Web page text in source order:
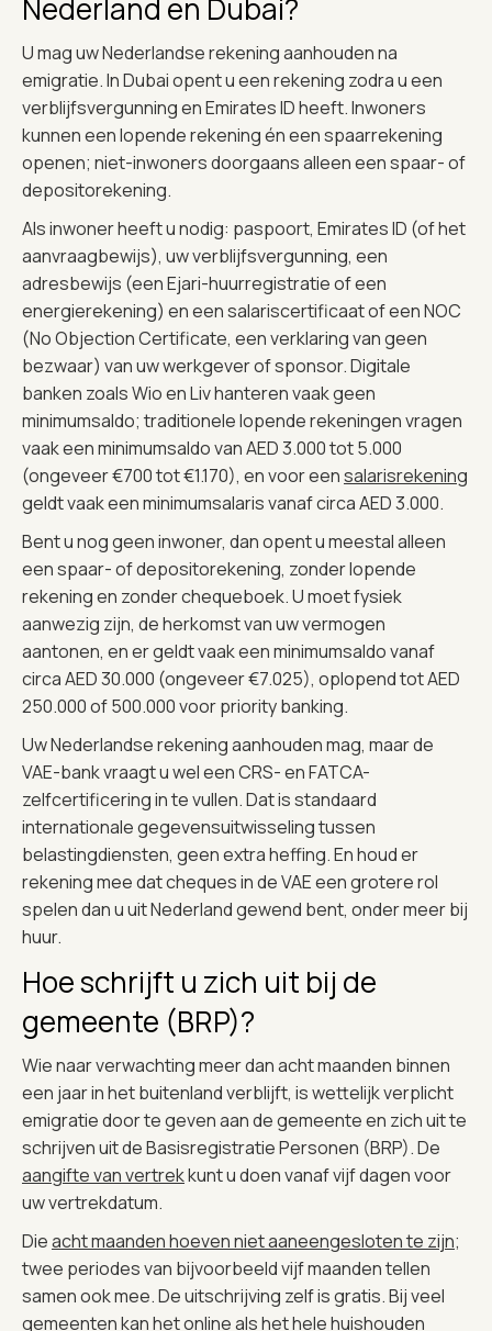
Nederland en Dubai?
U mag uw Nederlandse rekening aanhouden na
emigratie. In Dubai opent u een rekening zodra u een
verblijfsvergunning en Emirates ID heeft. Inwoners
kunnen een lopende rekening én een spaarrekening
openen; niet-inwoners doorgaans alleen een spaar- of
depositorekening.
Als inwoner heeft u nodig: paspoort, Emirates ID (of het
aanvraagbewijs), uw verblijfsvergunning, een
adresbewijs (een Ejari-huurregistratie of een
energierekening) en een salariscertificaat of een NOC
(No Objection Certificate, een verklaring van geen
bezwaar) van uw werkgever of sponsor. Digitale
banken zoals Wio en Liv hanteren vaak geen
minimumsaldo; traditionele lopende rekeningen vragen
vaak een minimumsaldo van AED 3.000 tot 5.000
(ongeveer €700 tot €1.170), en voor eensalarisrekening
geldt vaak een minimumsalaris vanaf circa AED 3.000.
Bent u nog geen inwoner, dan opent u meestal alleen
een spaar- of depositorekening, zonder lopende
rekening en zonder chequeboek. U moet fysiek
aanwezig zijn, de herkomst van uw vermogen
aantonen, en er geldt vaak een minimumsaldo vanaf
circa AED 30.000 (ongeveer €7.025), oplopend tot AED
250.000 of 500.000 voor priority banking.
Uw Nederlandse rekening aanhouden mag, maar de
VAE-bank vraagt u wel een CRS- en FATCA-
zelfcertificering in te vullen. Dat is standaard
internationale gegevensuitwisseling tussen
belastingdiensten, geen extra heffing. En houd er
rekening mee dat cheques in de VAE een grotere rol
spelen dan u uit Nederland gewend bent, onder meer bij
huur.
Hoe schrijft u zich uit bij de
gemeente (BRP)?
Wie naar verwachting meer dan acht maanden binnen
een jaar in het buitenland verblijft, is wettelijk verplicht
emigratie door te geven aan de gemeente en zich uit te
schrijven uit de Basisregistratie Personen (BRP). De
aangifte van vertrekkunt u doen vanaf vijf dagen voor
uw vertrekdatum.
Dieacht maanden hoeven niet aaneengesloten te zijn;
twee periodes van bijvoorbeeld vijf maanden tellen
samen ook mee. De uitschrijving zelf is gratis. Bij veel
gemeenten kan het online als het hele huishouden